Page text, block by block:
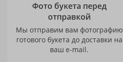
Фото букета перед
отправкой
Мы отправим вам фотографию
готового букета до доставки на
ваш e-mail.